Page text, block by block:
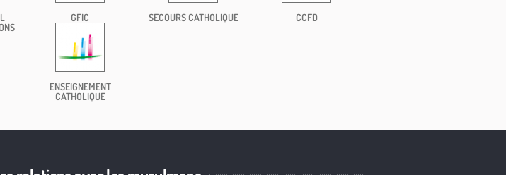
GFIC SECOURS CATHOLIQUE CCFD
ENSEIGNEMENT
CATHOLIQUE